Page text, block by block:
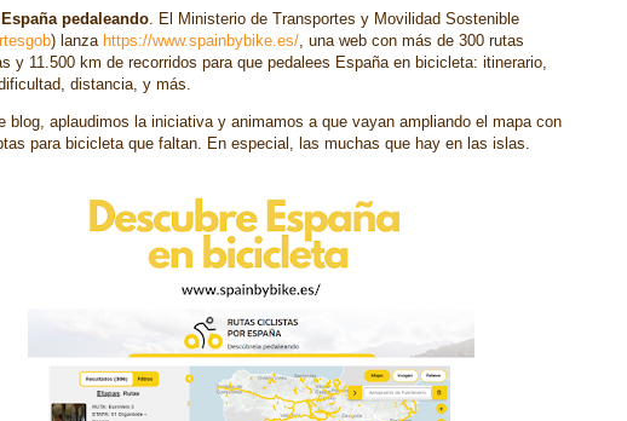
pedaleando. El Ministerio de Transportes y Movilidad Sostenible
) lanza https://www.spainbybike.es/, una web con más de 300 rutas
y 11.500 km de recorridos para que pedalees España en bicicleta: itinerario,
distancia, y más.
blog, aplaudimos la iniciativa y animamos a que vayan ampliando el mapa con
para bicicleta que faltan. En especial, las muchas que hay en las islas.